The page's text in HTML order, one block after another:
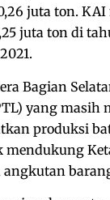
juta ton.
juta ton di
Bagian
yang masih
produksi
mendukung